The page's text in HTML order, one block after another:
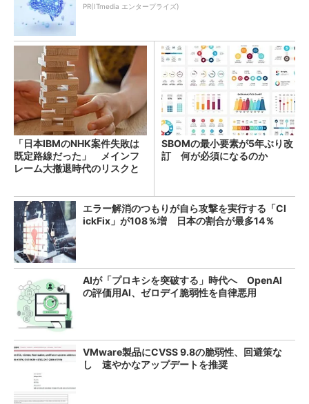
PR(ITmedia エンタープライズ)
「日本IBMのNHK案件失敗は
既定路線だった」 メインフ
レーム大撤退時代のリスクと
SBOMの最小要素が5年ぶり改
訂 何が必須になるのか
エラー解消のつもりが自ら攻撃を実行する「Cl
ickFix」が108％増 日本の割合が最多14％
AIが「プロキシを突破する」時代へ OpenAI
の評価用AI、ゼロデイ脆弱性を自律悪用
VMware製品にCVSS 9.8の脆弱性、回避策な
し 速やかなアップデートを推奨